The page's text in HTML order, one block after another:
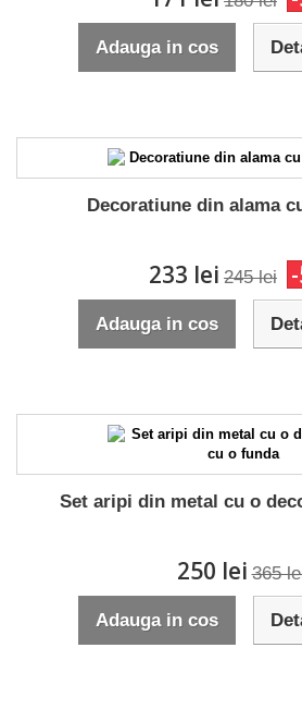
Adauga in cos
Decoratiune din alama
233 lei 245 lei
Adauga in cos
Set aripi din metal cu o
250 lei 365
Adauga in cos